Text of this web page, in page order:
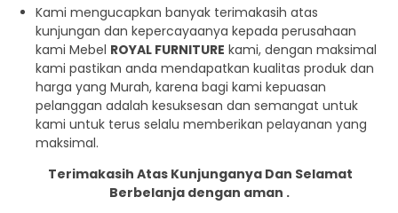
Kami mengucapkan banyak terimakasih atas
kunjungan dan kepercayaanya kepada perusahaan
kami Mebel ROYAL FURNITURE kami, dengan maksimal
kami pastikan anda mendapatkan kualitas produk dan
harga yang Murah, karena bagi kami kepuasan
pelanggan adalah kesuksesan dan semangat untuk
kami untuk terus selalu memberikan pelayanan yang
maksimal.
Terimakasih Atas Kunjunganya Dan Selamat
Berbelanja dengan aman .